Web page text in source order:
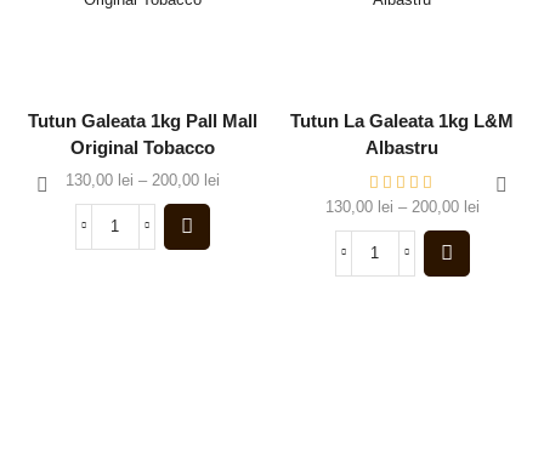
Tutun Galeata 1kg Pall Mall
Original Tobacco
130,00 lei – 200,00 lei
Tutun La Galeata 1kg L&M
Albastru
130,00 lei – 200,00 lei